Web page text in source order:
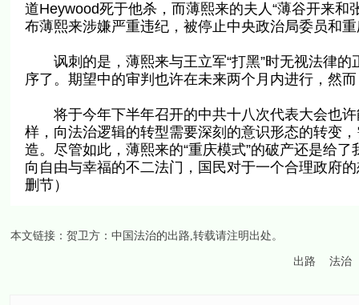
道Heywood死于他杀，而薄熙来的夫人“薄谷开来
布薄熙来涉嫌严重违纪，被停止中央政治局委员和
讽刺的是，薄熙来与王立军“打黑”时无视法律的
序了。期望中的审判也许在未来两个月内进行，然
将于今年下半年召开的中共十八次代表大会也许
样，向法治逻辑的转型需要深刻的意识形态的转变
造。尽管如此，薄熙来的“重庆模式”的破产还是给
向自由与幸福的不二法门，国民对于一个合理政府
删节）
本文链接： 贺卫方：中国法治的出路,转载请注明出处。
出路 法治